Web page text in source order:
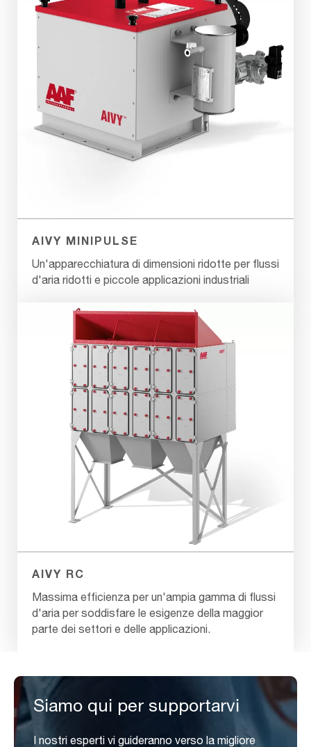
AIVY MINIPULSE
Un'apparecchiatura di dimensioni ridotte per flussi
d'aria ridotti e piccole applicazioni industriali
AIVY RC
Massima efficienza per un'ampia gamma di flussi
d'aria per soddisfare le esigenze della maggior
parte dei settori e delle applicazioni.
Siamo qui per supportarvi
I nostri esperti vi guideranno verso la migliore